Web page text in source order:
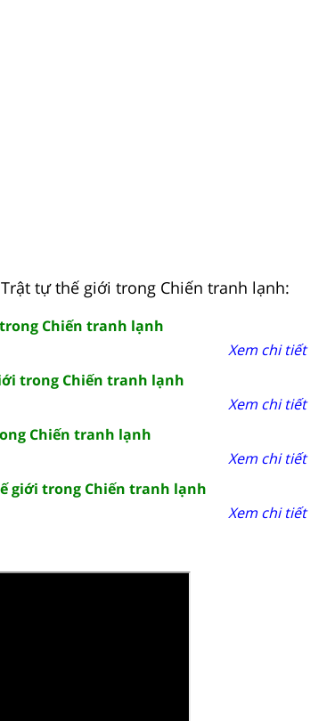
tự thế giới trong Chiến tranh lạnh:
Chiến tranh lạnh
Xem chi tiết
trong Chiến tranh lạnh
Xem chi tiết
Chiến tranh lạnh
Xem chi tiết
giới trong Chiến tranh lạnh
Xem chi tiết